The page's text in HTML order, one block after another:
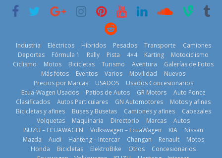
historia
11 de julio de
BMW, Toyota,
Bosch y
prueban flota
que usa
gasolina 100%
2026
La Vuelta al
Ecuador 2026,
edición 47ª,
recorre 7
provincias en 8
días
1 de agosto de
2026
29 de julio de
¿Qué puede
pasar con tu
vehículo si
permanece
varios días sin
usar?
3 de agosto de
Industria Eléctricos Híbridos Pesados Transporte
Camiones
Deportes
Fórmula 1 Rally Pista 4×4 Karting
Motociclismo
Ciclismo
Motos Bicicletas Turismo Aventura
Galerías de Fotos
Más fotos
Eventos Varios Movilidad
Nuevos
Precios por Marcas
USADOS
Usados Concesionarios
Ecua-Wagen Usados
Patios de Autos GR Motors
Auto Ponce
Clasificados
Autos Particulares GN Automotores
Motos y afines
Bicicletas y afines
Buses y Busetas Camiones y afines
Cabezales
Volquetas
Maquinaria Directorio Marcas
Autos
ISUZU – ECUAWAGEN
Volkswagen – EcuaWagen KIA
Nissan
Mazda
Audi Hanteng – Intercar Changan Renault
Motos
Honda
Bicicletas ElektroBike Otros
Concesionarios